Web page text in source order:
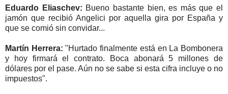
Eduardo Eliaschev: Bueno bastante bien, es más que el
jamón que recibió Angelici por aquella gira por España y
que se comió sin convidar...
Martín Herrera:"Hurtado finalmente está en La Bombonera
y hoy firmará el contrato. Boca abonará 5 millones de
dólares por el pase. Aún no se sabe si esta cifra incluye o no
impuestos".